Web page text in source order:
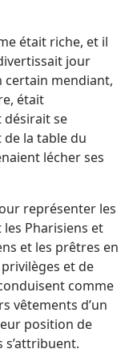
était riche, et il
jour
certain mendiant,
était
désirait se
la table du
lécher ses
représenter les
Pharisiens et
et les prêtres en
et de
comme
vêtements d’un
position de
s’attribuent.